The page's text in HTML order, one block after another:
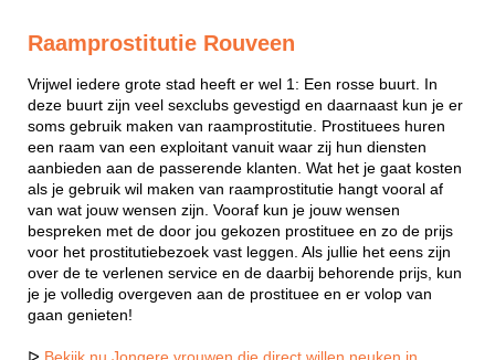
Raamprostitutie Rouveen
Vrijwel iedere grote stad heeft er wel 1: Een rosse buurt. In
deze buurt zijn veel sexclubs gevestigd en daarnaast kun je er
soms gebruik maken van raamprostitutie. Prostituees huren
een raam van een exploitant vanuit waar zij hun diensten
aanbieden aan de passerende klanten. Wat het je gaat kosten
als je gebruik wil maken van raamprostitutie hangt vooral af
van wat jouw wensen zijn. Vooraf kun je jouw wensen
bespreken met de door jou gekozen prostituee en zo de prijs
voor het prostitutiebezoek vast leggen. Als jullie het eens zijn
over de te verlenen service en de daarbij behorende prijs, kun
je je volledig overgeven aan de prostituee en er volop van
gaan genieten!